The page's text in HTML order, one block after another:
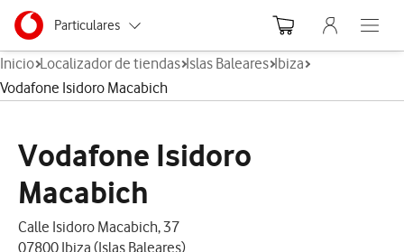
Ir a la pagina principal de vodafone.es
Menu navegación Segmento
Particulares
Autónomos
Grandes empresas
Menu
Abre el
Inicio Localizador de tiendas Islas Baleares Ibiza
Vodafone Isidoro Macabich
Vodafone Isidoro
Macabich
Calle Isidoro Macabich, 37
07800 Ibiza (Islas Baleares)